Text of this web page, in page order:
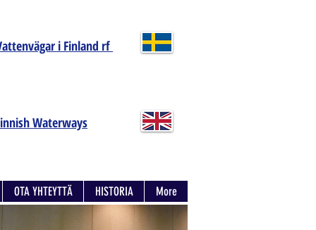
i Finland rf
Waterways
OTA YHTEYTTÄ HISTORIA More